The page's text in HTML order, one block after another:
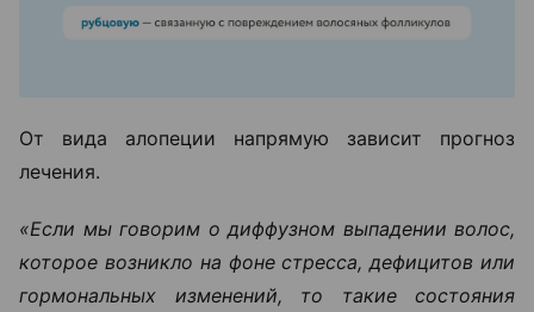
От вида алопеции напрямую зависит прогноз
лечения.
«Если мы говорим о диффузном выпадении волос,
которое возникло на фоне стресса, дефицитов или
гормональных изменений, то такие состояния